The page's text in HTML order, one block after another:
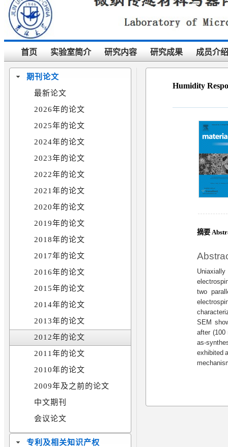
首页 实验室简介 研究内容 研究成果 成员介绍
期刊论文
最新论文
2026年的论文
2025年的论文
2024年的论文
2023年的论文
2022年的论文
2021年的论文
2020年的论文
2019年的论文
2018年的论文
2017年的论文
2016年的论文
2015年的论文
2014年的论文
2013年的论文
2012年的论文
2011年的论文
2010年的论文
2009年及之前的论文
中文期刊
会议论文
专利及相关知识产权
Humidity
摘要
two
SEM
after (100
as-
exhibited